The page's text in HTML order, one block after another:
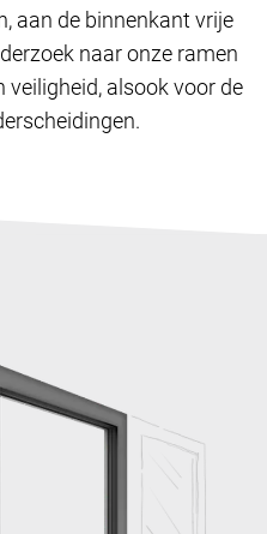
aan de binnenkant vrije
naar onze ramen
alsook voor de